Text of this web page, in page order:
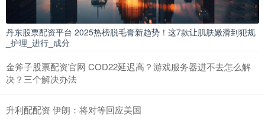
丹东股票配资平台 2025热榜脱毛膏新趋势！这7款让肌肤嫩滑到犯规
_护理_进行_成分
金斧子股票配资官网 COD22延迟高？游戏服务器进不去怎么解
决？三个解决办法
升利配配资 伊朗：将对等回应美国